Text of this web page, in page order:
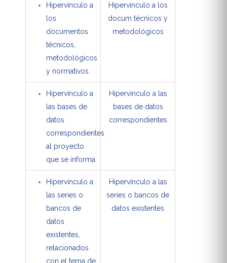
Hipervínculo a
los
documentos
técnicos,
metodológicos
y normativos.
Hipervínculo a los
docum técnicos y
metodológicos
Hipervínculo a
las bases de
datos
correspondientes
al proyecto
que se informa.
Hipervínculo a las
bases de datos
correspondientes
Hipervínculo a
las series o
bancos de
datos
existentes,
relacionados
con el tema de
Hipervínculo a las
series o bancos de
datos existentes